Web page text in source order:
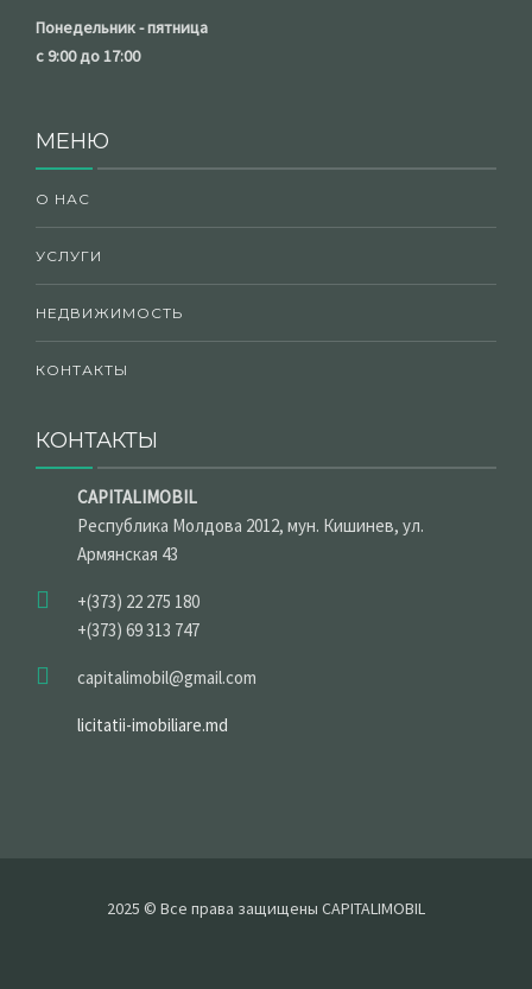
Понедельник - пятница
с 9:00 до 17:00
МЕНЮ
О НАС
УСЛУГИ
НЕДВИЖИМОСТЬ
КОНТАКТЫ
КОНТАКТЫ
CAPITALIMOBIL
Республика Молдова 2012, мун. Кишинев, ул.
Армянская 43
+(373) 22 275 180
+(373) 69 313 747
capitalimobil@gmail.com
licitatii-imobiliare.md
2025 © Все права защищены CAPITALIMOBIL